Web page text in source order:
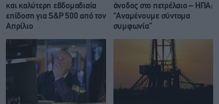
και καλύτερη εβδομαδιαία
επίδοση για S&P 500 από τον
Απρίλιο
άνοδος στο πετρέλαιο – ΗΠΑ:
“Αναμένουμε σύντομα
συμφωνία”